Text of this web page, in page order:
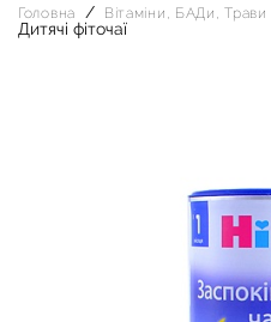
Головна Вітаміни, БАДи, Трави
Дитячі фіточаї